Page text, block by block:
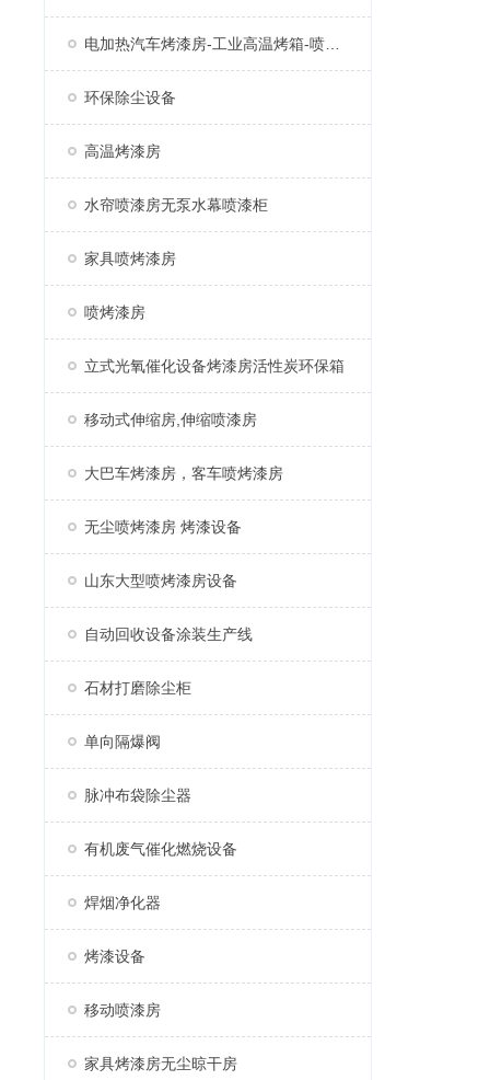
环保除尘设备
高温烤漆房
水帘喷漆房无泵水幕喷漆柜
家具喷烤漆房
喷烤漆房
立式光氧催化设备烤漆房活性炭环保箱
移动式伸缩房,伸缩喷漆房
大巴车烤漆房，客车喷烤漆房
无尘喷烤漆房 烤漆设备
山东大型喷烤漆房设备
自动回收设备涂装生产线
石材打磨除尘柜
单向隔爆阀
脉冲布袋除尘器
有机废气催化燃烧设备
焊烟净化器
烤漆设备
移动喷漆房
家具烤漆房无尘晾干房